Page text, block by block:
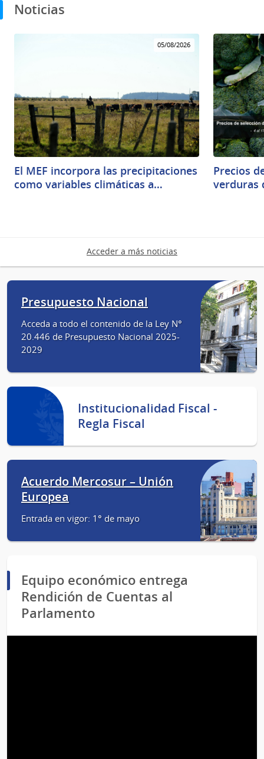
Noticias
05/08/2026
El MEF incorpora las precipitaciones
como variables climáticas a…
Precios
verduras
Acceder a más noticias
Presupuesto Nacional
Acceda a todo el contenido de la Ley N°
20.446 de Presupuesto Nacional 2025-
2029
Institucionalidad Fiscal -
Regla Fiscal
Acuerdo Mercosur – Unión
Europea
Entrada en vigor: 1° de mayo
Equipo económico entrega
Rendición de Cuentas al
Parlamento